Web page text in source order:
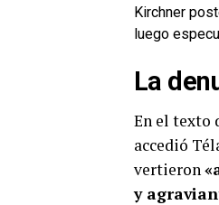
Kirchner
luego
La
En el texto
accedió
vertieron
y